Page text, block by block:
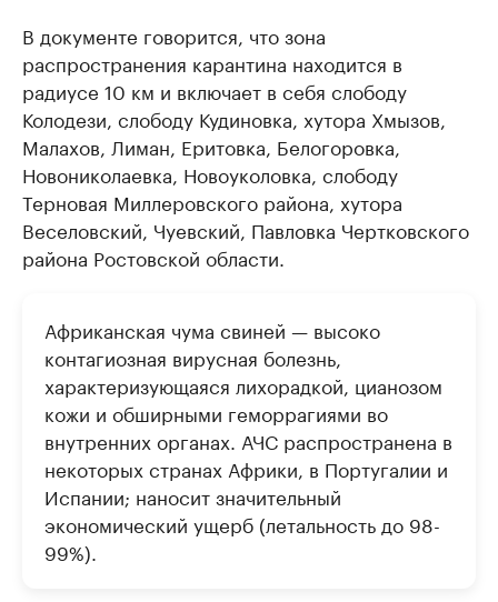
В документе говорится, что зона
распространения карантина находится в
радиусе 10 км и включает в себя слободу
Колодези, слободу Кудиновка, хутора Хмызов,
Малахов, Лиман, Еритовка, Белогоровка,
Новониколаевка, Новоуколовка, слободу
Терновая Миллеровского района, хутора
Веселовский, Чуевский, Павловка Чертковского
района Ростовской области.
Африканская чума свиней — высоко
контагиозная вирусная болезнь,
характеризующаяся лихорадкой, цианозом
кожи и обширными геморрагиями во
внутренних органах. АЧС распространена в
некоторых странах Африки, в Португалии и
Испании; наносит значительный
экономический ущерб (летальность до 98-
99%).